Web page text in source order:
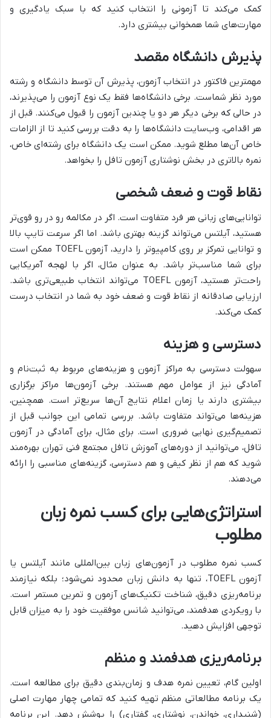
کمک می‌کند تا آزمونی را انتخاب کنید که با سبک یادگیری و
مهارت‌های شما همخوانی بیشتری دارد.
پذیرش دانشگاه مقصد
مهمترین فاکتور در انتخاب آزمون، پذیرش آن توسط دانشگاه و رشته
مورد نظر شماست. برخی دانشگاه‌ها فقط یک نوع آزمون را می‌پذیرند،
در حالی که برخی دیگر هر دو یا چندین آزمون را قبول می‌کنند. قبل از
هر اقدامی، وب‌سایت دانشگاه‌ها را به دقت بررسی کنید تا از الزامات
خاص آن‌ها مطلع شوید. ممکن است یک دانشگاه برای رشته‌ای خاص،
نمره بالاتری در بخش نوشتاری آزمون تافل را بخواهد.
نقاط قوت و ضعف شخصی
توانایی‌های زبانی هر فرد متفاوت است. اگر در مکالمه رو در رو قوی‌تر
هستید، آیلتس می‌تواند گزینه بهتری باشد. اما اگر سرعت تایپ بالا
و توانایی تمرکز بر روی کامپیوتر را دارید، آزمون TOEFL ممکن است
برای شما مناسب‌تر باشد. به عنوان مثال، اگر با لهجه آمریکایی
راحت‌تر هستید، آزمون TOEFL می‌تواند انتخاب طبیعی‌تری باشد.
ارزیابی صادقانه از نقاط قوت و ضعف خود به شما در انتخاب درست
کمک می‌کند.
دسترسی و هزینه
سهولت دسترسی به مراکز آزمون و هزینه‌های مربوط به ثبت‌نام و
آمادگی نیز از عوامل مهم هستند. برخی آزمون‌ها مراکز برگزاری
بیشتری دارند یا زمان اعلام نتایج آن‌ها سریع‌تر است. همچنین،
هزینه‌ها می‌تواند متفاوت باشد. بررسی تمامی این جوانب قبل از
تصمیم‌گیری نهایی ضروری است. برای مثال، برای آمادگی در آزمون
تافل، می‌توانید از دوره‌های آموزش تافل مجتمع فنی تهران بهره‌مند
شوید که هم از نظر کیفی و هم دسترسی، گزینه‌های مناسبی را ارائه
می‌دهند.
استراتژی‌هایی برای کسب نمره زبان
مطلوب
کسب نمره مطلوب در آزمون‌های زبان بین‌المللی مانند آیلتس یا
آزمون TOEFL، تنها به دانش زبان محدود نمی‌شود؛ بلکه نیازمند
برنامه‌ریزی دقیق، شناخت تکنیک‌های آزمون و تمرین مستمر است.
با رویکردی هدفمند، می‌توانید شانس موفقیت خود را به میزان قابل
توجهی افزایش دهید.
برنامه‌ریزی هدفمند و منظم
اولین گام، تعیین نمره هدف و زمان‌بندی دقیق برای مطالعه است.
یک برنامه مطالعاتی منظم تهیه کنید که تمامی چهار مهارت اصلی
(شنیداری، خواندن، نوشتاری، گفتاری) را پوشش دهد. این برنامه